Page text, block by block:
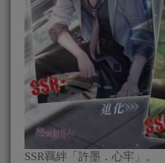
SSR羈絆「許墨．心牢」。